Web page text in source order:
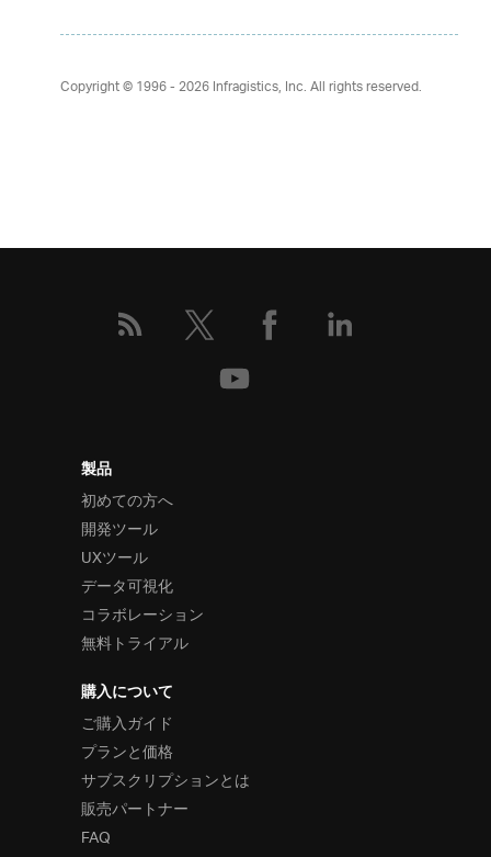
Copyright © 1996 - 2026Infragistics, Inc. All rights reserved.
製品
初めての方へ
開発ツール
UXツール
データ可視化
コラボレーション
無料トライアル
購入について
ご購入ガイド
プランと価格
サブスクリプションとは
販売パートナー
FAQ